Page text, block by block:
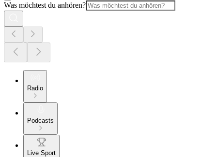
Was möchtest du anhören?
Radio
Podcasts
Live Sport